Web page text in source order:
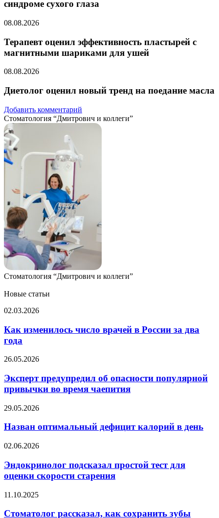
синдроме сухого глаза
08.08.2026
Терапевт оценил эффективность пластырей с
магнитными шариками для ушей
08.08.2026
Диетолог оценил новый тренд на поедание масла
Добавить комментарий
Стоматология “Дмитрович и коллеги”
Стоматология “Дмитрович и коллеги”
Новые статьи
Как
число
врачей
в
за
года
02.03.2026
Как изменилось число врачей в России за два
года
Эксперт
об
опасности
популярной
во
чаепития
26.05.2026
Эксперт предупредил об опасности популярной
привычки во время чаепития
Назван
дефицит
в
29.05.2026
Назван оптимальный дефицит калорий в день
Эндокринолог
простой
тест
для
скорости
02.06.2026
Эндокринолог подсказал простой тест для
оценки скорости старения
Стоматолог
как
11.10.2025
Стоматолог рассказал, как сохранить зубы